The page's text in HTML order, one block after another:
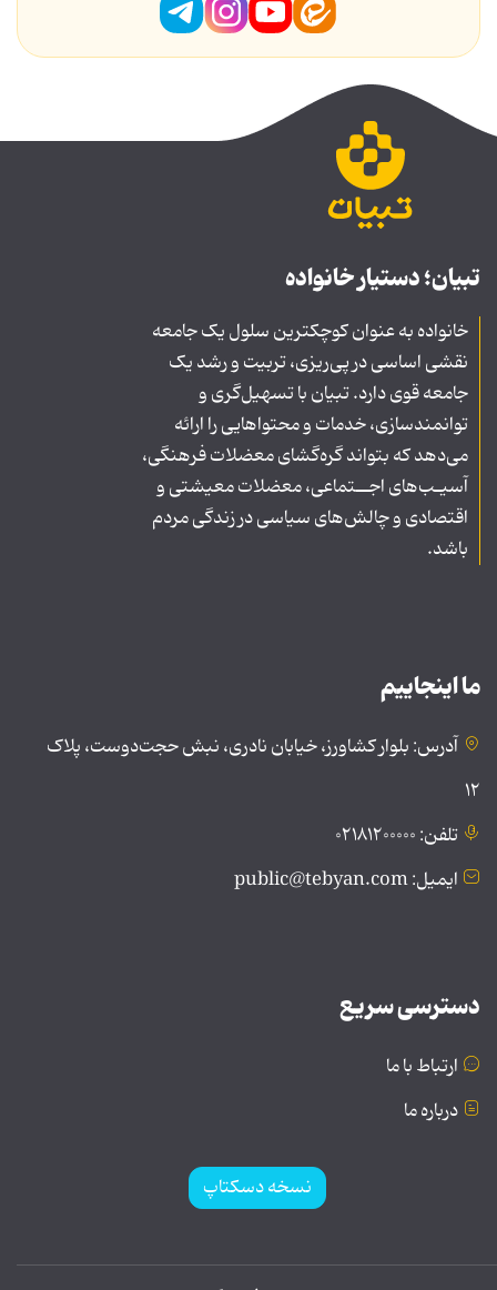
تبیان؛ دستیار خانواده
خانواده به عنوان کوچکترین سلول یک جامعه
نقشی اساسی در پی‌ریزی، تربیت و رشد یک
جامعه قوی دارد. تبیان با تسهیل‌گری و
توانمندسازی، خدمات و محتواهایی را ارائه
می‌دهد که بتواند گره‌گشای معضلات فرهنگی،
آسیـب‌های اجــتماعی، معضلات معیشتی و
اقتصادی و چالش‌های سیاسی در زندگی مردم
باشد.
ما اینجاییم
آدرس: بلوار کشاورز، خیابان نادری، نبش حجت‌دوست، پلاک
۱۲
تلفن: ۰۲۱۸۱۲۰۰۰۰۰
ایمیل: public@tebyan.com
دسترسی سریع
ارتباط با ما
درباره ما
نسخه دسکتاپ